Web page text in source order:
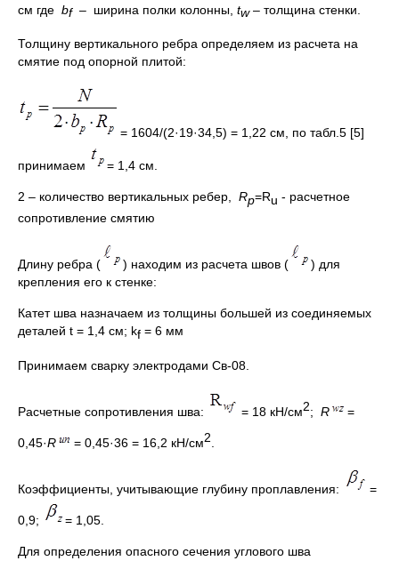
см где bf – ширина полки колонны, tw – толщина стенки.
Толщину вертикального ребра определяем из расчета на
смятие под опорной плитой:
= 1604/(2·19·34,5) = 1,22 см, по табл.5 [5]
принимаем = 1,4 см.
2 – количество вертикальных ребер, Rр=Ru - расчетное
сопротивление смятию
Длину ребра ( ) находим из расчета швов (
) для
крепления его к стенке:
Катет шва назначаем из толщины большей из соединяемых
деталей t = 1,4 см; kf = 6 мм
Принимаем сварку электродами Св-08.
Расчетные сопротивления шва: = 18 кН/см2; R =
0,45·R = 0,45·36 = 16,2 кН/см2
Коэффициенты, учитывающие глубину проплавления: =
0,9; = 1,05.
Для определения опасного сечения углового шва